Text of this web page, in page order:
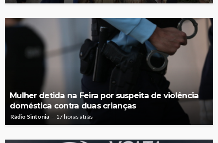
Mulher detida na Feira por suspeita de violência
doméstica contra duas crianças
Rádio Sintonia 17 horas atrás